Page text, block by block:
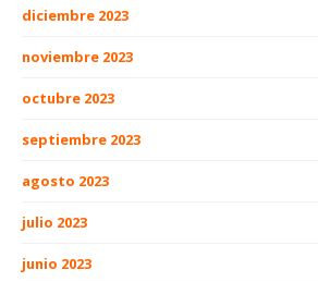
diciembre 2023
noviembre 2023
octubre 2023
septiembre 2023
agosto 2023
julio 2023
junio 2023